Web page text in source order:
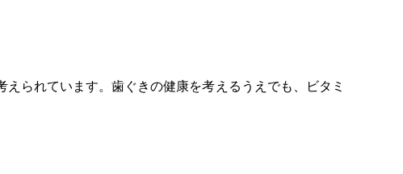
えられています。歯ぐきの健康を考えるうえでも、ビタミ